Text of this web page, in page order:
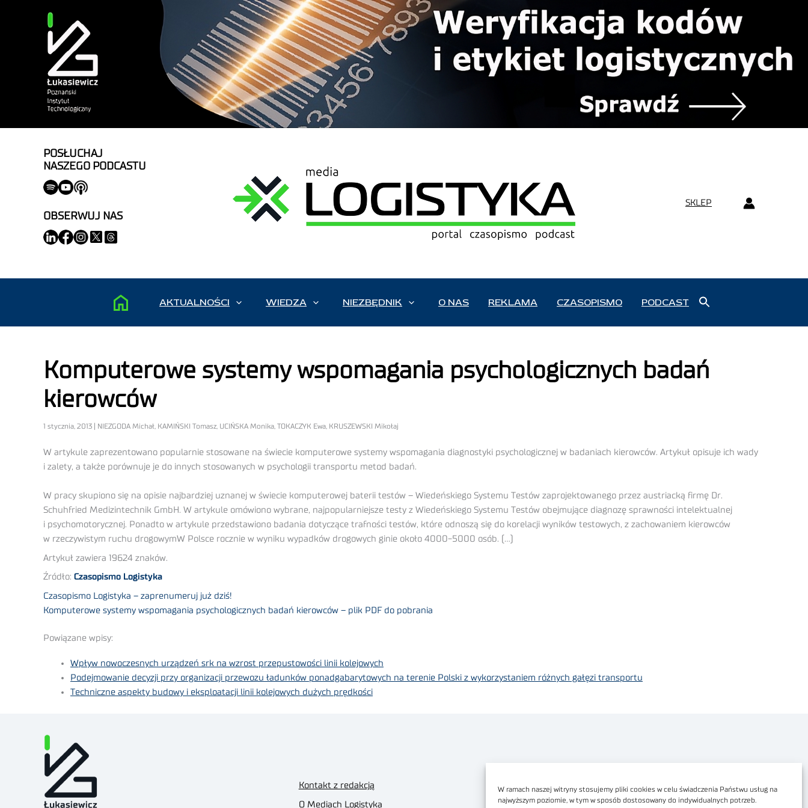
W ramach naszej witryny stosujemy pliki cookies w celu świadczenia Państwu usług na
najwyższym poziomie, w tym w sposób dostosowany do indywidualnych potrzeb.
POSŁUCHAJ
NASZEGO PODCASTU
OBSERWUJ NAS
SKLEP
AKTUALNOŚCI WIEDZA NIEZBĘDNIK O NAS REKLAMA CZASOPISMO PODCAST
Komputerowe systemy wspomagania psychologicznych badań
kierowców
1 stycznia, 2013 | NIEZGODA Michał, KAMIŃSKI Tomasz, UCIŃSKA Monika, TOKACZYK Ewa, KRUSZEWSKI Mikołaj
W artykule zaprezentowano popularnie stosowane na świecie komputerowe systemy wspomagania diagnostyki psychologicznej w badaniach kierowców. Artykuł opisuje ich wady
i zalety, a także porównuje je do innych stosowanych w psychologii transportu metod badań.
W pracy skupiono się na opisie najbardziej uznanej w świecie komputerowej baterii testów – Wiedeńskiego Systemu Testów zaprojektowanego przez austriacką firmę Dr.
Schuhfried Medizintechnik GmbH. W artykule omówiono wybrane, najpopularniejsze testy z Wiedeńskiego Systemu Testów obejmujące diagnozę sprawności intelektualnej
i psychomotorycznej. Ponadto w artykule przedstawiono badania dotyczące trafności testów, które odnoszą się do korelacji wyników testowych, z zachowaniem kierowców
w rzeczywistym ruchu drogowymW Polsce rocznie w wyniku wypadków drogowych ginie około 4000-5000 osób. (…)
Artykuł zawiera 19624 znaków.
Źródło: Czasopismo Logistyka
Czasopismo Logistyka – zaprenumeruj już dziś!
Komputerowe systemy wspomagania psychologicznych badań kierowców – plik PDF do pobrania
Powiązane wpisy:
Wpływ nowoczesnych urządzeń srk na wzrost przepustowości linii kolejowych
Podejmowanie decyzji przy organizacji przewozu ładunków ponadgabarytowych na terenie Polski z wykorzystaniem różnych gałęzi transportu
Techniczne aspekty budowy i eksploatacji linii kolejowych dużych prędkości
Kontakt z redakcją
O Mediach Logistyka
Dostępność cyfrowa